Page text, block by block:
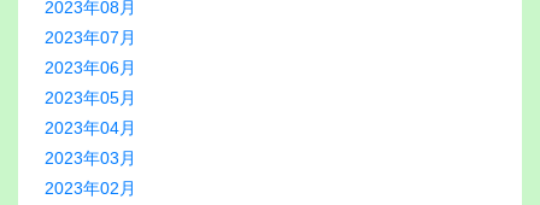
2023年08月
2023年07月
2023年06月
2023年05月
2023年04月
2023年03月
2023年02月